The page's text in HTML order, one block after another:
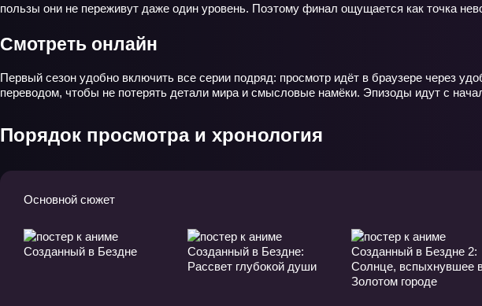
пользы они не переживут даже один уровень. Поэтому финал ощущается как точка
Смотреть онлайн
Первый сезон удобно включить все серии подряд: просмотр идёт в браузере через
переводом, чтобы не потерять детали мира и смысловые намёки. Эпизоды идут с
Порядок просмотра и хронология
Основной сюжет